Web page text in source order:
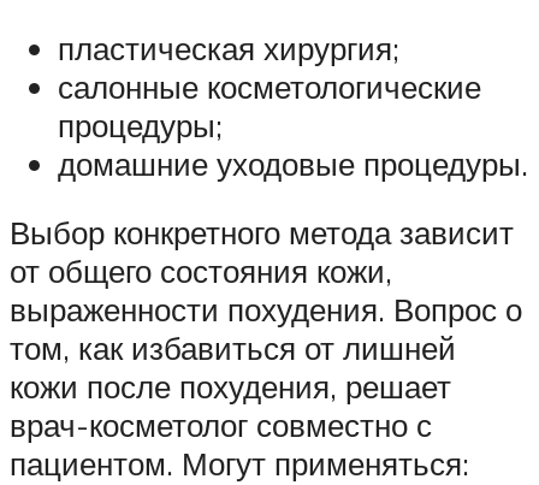
пластическая хирургия;
салонные косметологические
процедуры;
домашние уходовые процедуры.
Выбор конкретного метода зависит
от общего состояния кожи,
выраженности похудения. Вопрос о
том, как избавиться от лишней
кожи после похудения, решает
врач-косметолог совместно с
пациентом. Могут применяться: